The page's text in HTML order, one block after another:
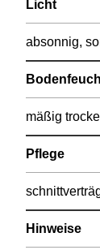
Licht
absonnig,
mäßig
Pflege
Hinweise